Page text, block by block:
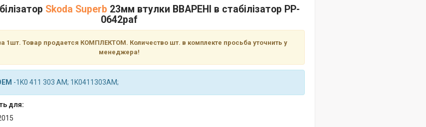
Skoda Superb 23мм втулки ВВАРЕНІ в стабілізатор PP-
0642paf
1шт. Товар продается КОМПЛЕКТОМ. Количество шт. в комплекте просьба уточнить у
менеджера!
-1K0 411 303 AM; 1K0411303AM;
для: